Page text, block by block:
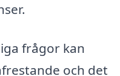
frågor kan
och det